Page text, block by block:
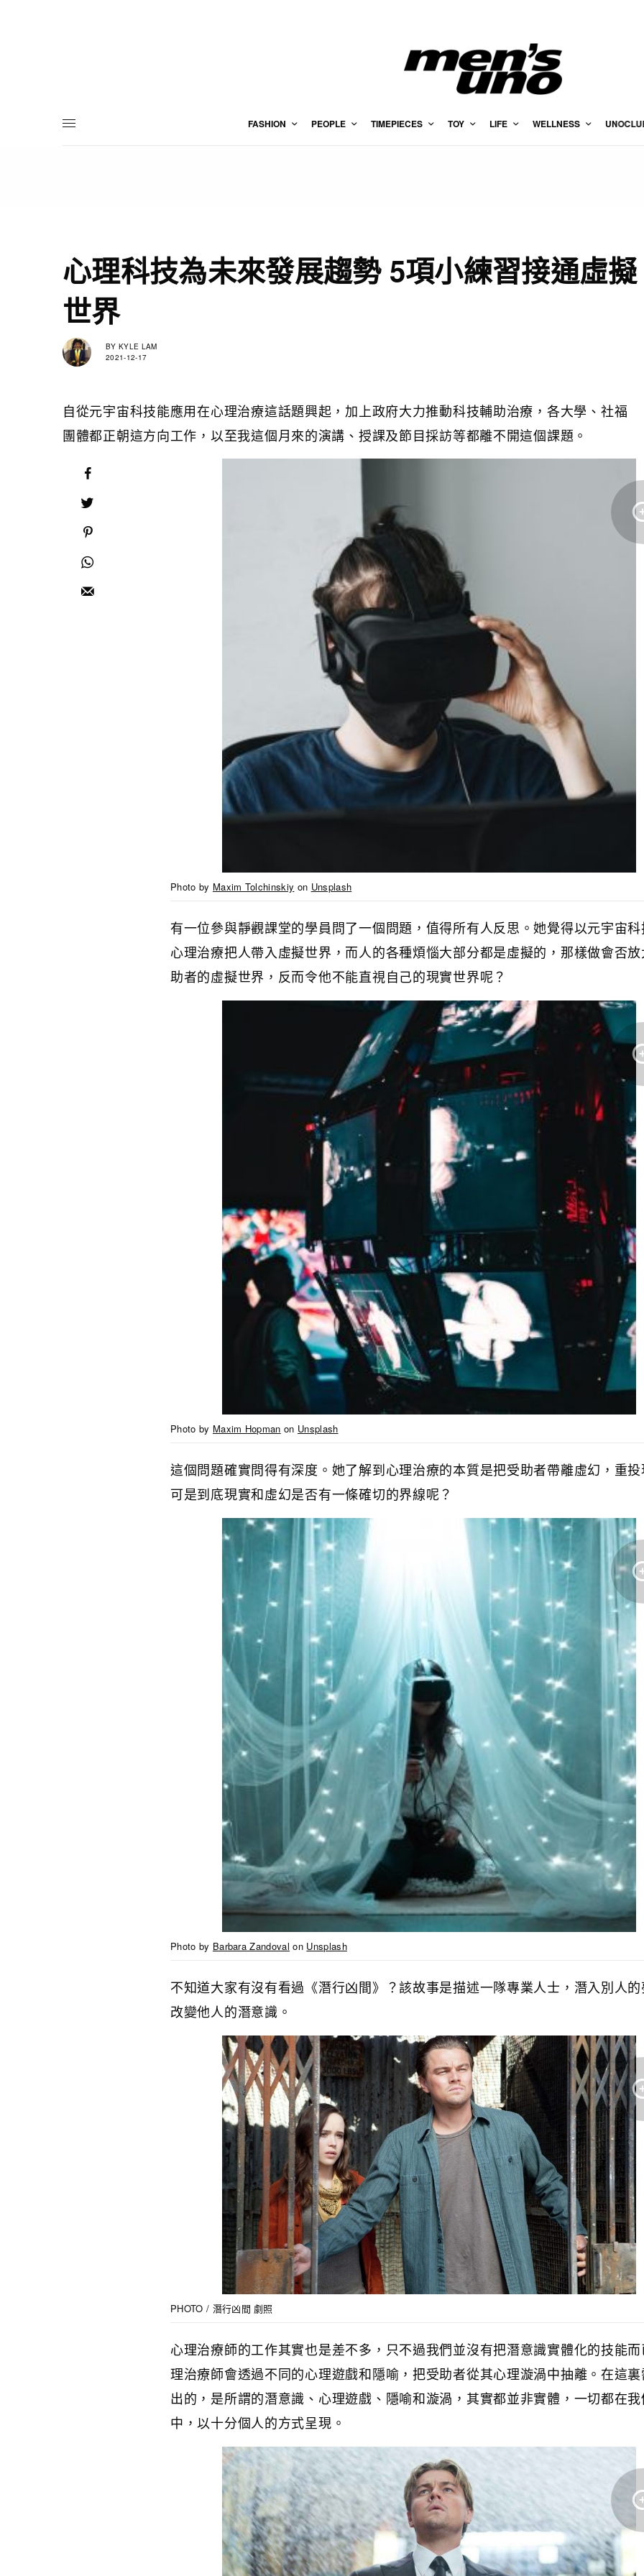
FASHION PEOPLE TIMEPIECES TOY LIFE WELLNESS
心理科技為未來發展趨勢 5項小練習接通虛擬
世界
BY KYLE LAM
2021-12-17
自從元宇宙科技能應用在心理治療這話題興起，加上政府大力推動科技輔助治療，各大學、社福
團體都正朝這方向工作，以至我這個月來的演講、授課及節目採訪等都離不開這個課題。
Photo by Maxim Tolchinskiy on Unsplash
有一位參與靜觀課堂的學員問了一個問題，值得所有人反思。她覺得以元宇宙
心理治療把人帶入虛擬世界，而人的各種煩惱大部分都是虛擬的，那樣做會否
助者的虛擬世界，反而令他不能直視自己的現實世界呢？
Photo by Maxim Hopman on Unsplash
這個問題確實問得有深度。她了解到心理治療的本質是把受助者帶離虛幻，重
可是到底現實和虛幻是否有一條確切的界線呢？
Photo by Barbara Zandoval on Unsplash
不知道大家有沒有看過《潛行凶間》？該故事是描述一隊專業人士，潛入別人
改變他人的潛意識。
PHOTO / 潛行凶間 劇照
心理治療師的工作其實也是差不多，只不過我們並沒有把潛意識實體化的技能
理治療師會透過不同的心理遊戲和隱喻，把受助者從其心理漩渦中抽離。在這
出的，是所謂的潛意識、心理遊戲、隱喻和漩渦，其實都並非實體，一切都在
中，以十分個人的方式呈現。